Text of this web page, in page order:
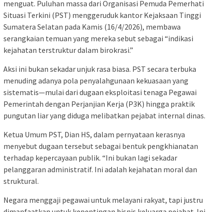
menguat. Puluhan massa dari Organisasi Pemuda Pemerhati
Situasi Terkini (PST) menggeruduk kantor Kejaksaan Tinggi
Sumatera Selatan pada Kamis (16/4/2026), membawa
serangkaian temuan yang mereka sebut sebagai “indikasi
kejahatan terstruktur dalam birokrasi.”
Aksi ini bukan sekadar unjuk rasa biasa. PST secara terbuka
menuding adanya pola penyalahgunaan kekuasaan yang
sistematis—mulai dari dugaan eksploitasi tenaga Pegawai
Pemerintah dengan Perjanjian Kerja (P3K) hingga praktik
pungutan liar yang diduga melibatkan pejabat internal dinas.
Ketua Umum PST, Dian HS, dalam pernyataan kerasnya
menyebut dugaan tersebut sebagai bentuk pengkhianatan
terhadap kepercayaan publik. “Ini bukan lagi sekadar
pelanggaran administratif. Ini adalah kejahatan moral dan
struktural.
Negara menggaji pegawai untuk melayani rakyat, tapi justru